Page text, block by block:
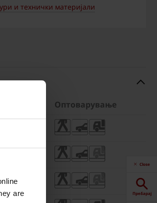
are
и технички материјали
Оптоварување
бр.
бр.
Close
Пребарај